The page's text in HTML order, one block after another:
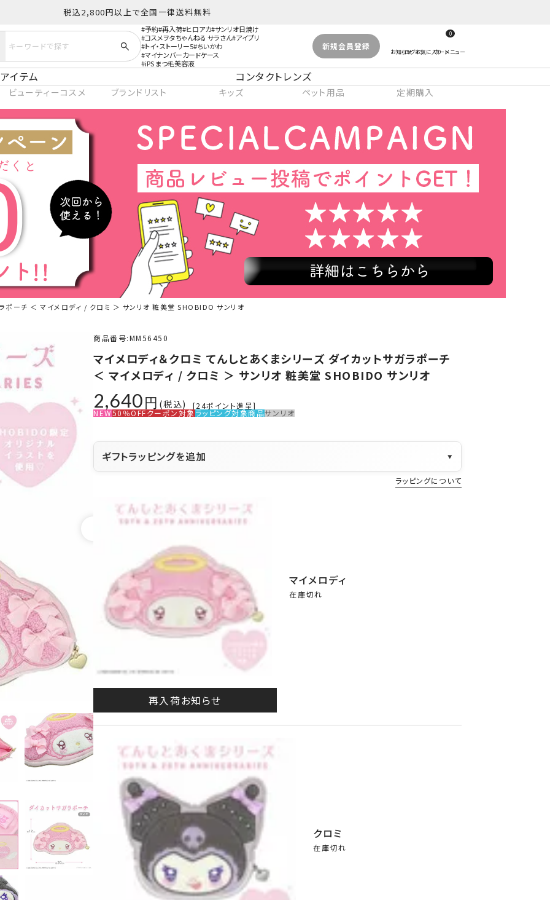
税込2,800円以上で全国一律送料無料
予約 再入荷 ヒロアカ サンリオ日焼け
コスメヲタちゃんねる サラさん アイプリ
トイ・ストーリー5 ちいかわ
マイナンバーカードケース
iPS まつ毛美容液
新規会員登録
0
イテム コンタクトレンズ
ビューティーコスメ ブランドリスト キッズ ペット用品 定期購入
ポーチ ＜ マイメロディ / クロミ ＞ サンリオ 粧美堂 SHOBIDO サンリオ
商品番号 MM56450
マイメロディ＆クロミ てんしとあくまシリーズ ダイカットサガラポーチ
＜ マイメロディ / クロミ ＞ サンリオ 粧美堂 SHOBIDO サンリオ
2,640 税込 [24ポイント進呈]
NEW50％OFFクーポン対象ラッピング対象商品サンリオ
ギフトラッピングを追加 ▼
ラッピングについて
マイメロディ
在庫切れ
再入荷お知らせ
クロミ
在庫切れ